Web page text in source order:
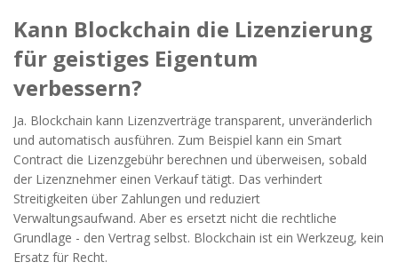
Kann Blockchain die Lizenzierung
für geistiges Eigentum
verbessern?
Ja. Blockchain kann Lizenzverträge transparent, unveränderlich
und automatisch ausführen. Zum Beispiel kann ein Smart
Contract die Lizenzgebühr berechnen und überweisen, sobald
der Lizenznehmer einen Verkauf tätigt. Das verhindert
Streitigkeiten über Zahlungen und reduziert
Verwaltungsaufwand. Aber es ersetzt nicht die rechtliche
Grundlage - den Vertrag selbst. Blockchain ist ein Werkzeug, kein
Ersatz für Recht.